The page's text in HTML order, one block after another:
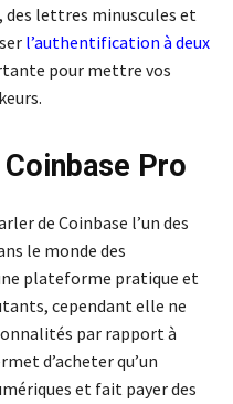
des lettres minuscules et
l’authentification à deux
pour mettre vos
Pro
de Coinbase l’un des
le monde des
plateforme pratique et
cependant elle ne
par rapport à
d’acheter qu’un
et fait payer des